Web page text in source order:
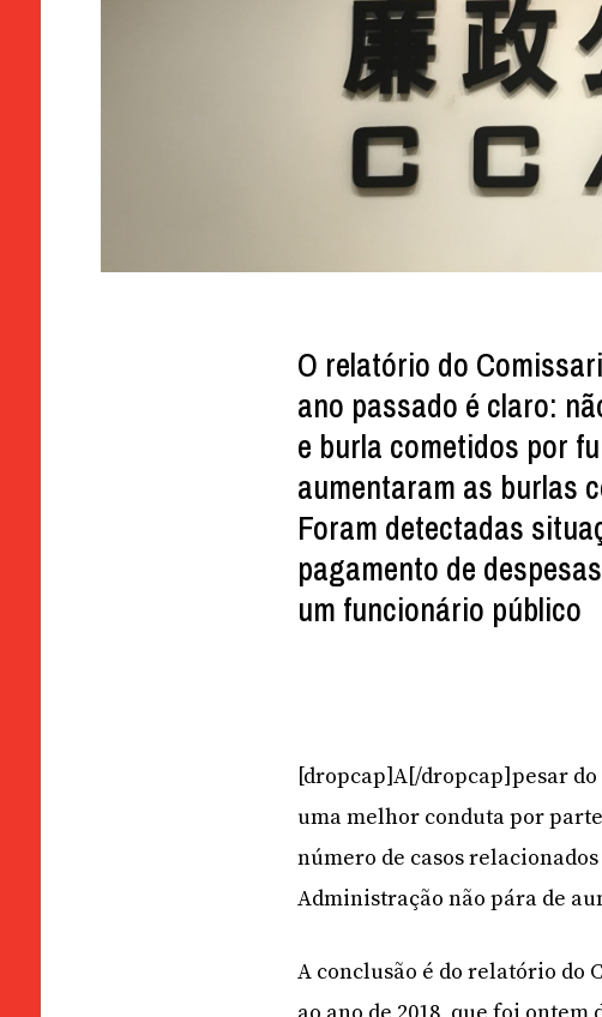
O relatório do
ano passado é claro:
e burla cometidos por
aumentaram as burlas
Foram detectadas
pagamento de
um funcionário público
[dropcap]A[/dropcap]pesar
uma melhor conduta por
número de casos
Administração não pára de
A conclusão é do relatório do